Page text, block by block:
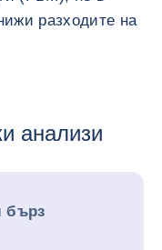
разходите на
анализи
бърз